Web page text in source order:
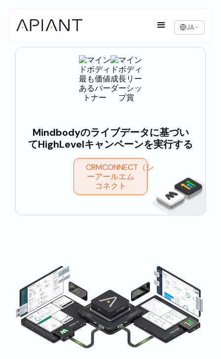
JA
Mindbodyのライブデータに基づい
てHighLevelキャンペーンを実行する
CRMCONNECT（シ
ーアールエム
コネクト